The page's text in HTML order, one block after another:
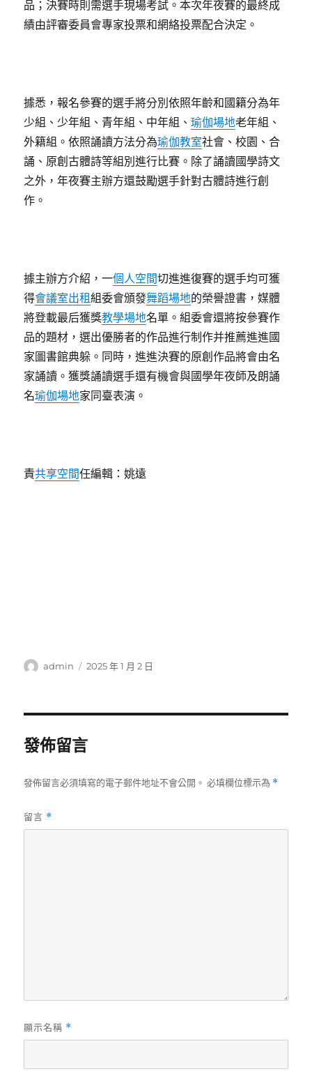
品；決賽時則需選手現場考試。本次年夜賽的最終成
績由評審委員會專家投票和網絡投票配合決定。
據悉，報名參賽的選手將分別依照年齡和國籍分為年
少組、少年組、青年組、中年組、瑜伽場地老年組、
外籍組。依照誦讀方法分為瑜伽教室社會、校園、合
誦、原創古體詩等組別進行比賽。除了誦讀國學詩文
之外，年夜賽主辦方還鼓勵選手針對古體詩進行創
作。
據主辦方介紹，一個人空間切進進復賽的選手均可獲
得會議室出租組委會頒發舞蹈場地的榮譽證書，媒體
將登載最后獲獎教學場地名單。組委會還將按參賽作
品的題材，選出優勝者的作品進行制作并推薦進進國
家圖書館典躲。同時，進進決賽的原創作品將會由名
家誦讀。獲獎誦讀選手還有機會與國學年夜師及朗誦
名瑜伽場地家同臺表演。
責共享空間任編輯：姚遠
作
admin
發
2025 年 1 月 2 日
發佈留言
發佈留言必須填寫的電子郵件地址不會公開。 必填欄位標示為 *
留言 *
顯示名稱 *